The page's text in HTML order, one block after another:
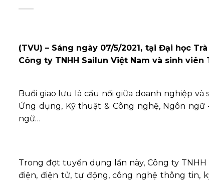
(TVU) – Sáng ngày 07/5/2021, tại Đại học
Công ty TNHH Sailun Việt Nam và sinh viên
Buổi giao lưu là cầu nối giữa doanh nghiệp
Ứng dụng, Kỹ thuật & Công nghệ, Ngôn ngữ
ngữ…
Trong đợt tuyển dụng lần này, Công ty
điện, điện tử, tự động, công nghệ thông tin,